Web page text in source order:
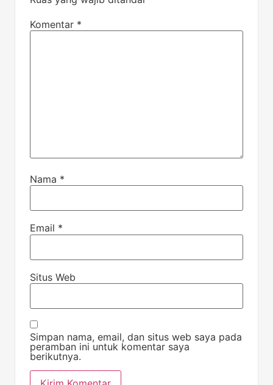
Komentar *
Nama *
Email *
Situs Web
Simpan nama, email, dan situs web saya pada
peramban ini untuk komentar saya
berikutnya.